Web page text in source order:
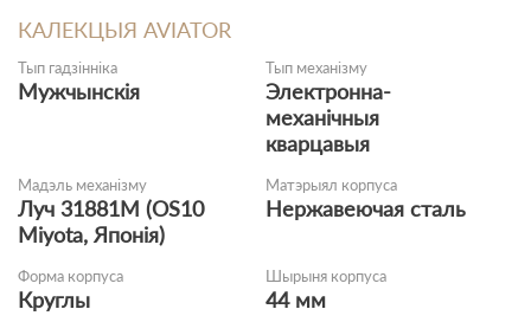
КАЛЕКЦЫЯ AVIATOR
Тып гадзінніка
Мужчынскія
Тып механізму
Электронна-
механічныя
кварцавыя
Мадэль механізму
Луч 31881М (OS10
Miyota, Японія)
Матэрыял корпуса
Нержавеючая сталь
Форма корпуса
Круглы
Шырыня корпуса
44 мм